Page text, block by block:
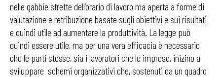
nelle gabbie strette dell’orario di lavoro ma aperta a forme di
valutazione e retribuzione basate sugli obiettivi e sui risultati
e quindi utile ad aumentare la produttività. La legge può
quindi essere utile, ma per una vera efficacia è necessario
che le parti stesse, sia i lavoratori che le imprese, inizino a
sviluppare schemi organizzativi che, sostenuti da un quadro